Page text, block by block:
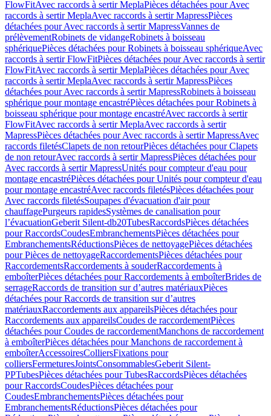
FlowFitAvec raccords à sertir MeplaPièces détachées pour Avec
raccords à sertir MeplaAvec raccords à sertir MapressPièces
détachées pour Avec raccords à sertir MapressVannes de
prélèvementRobinets de vidangeRobinets à boisseau
sphériquePièces détachées pour Robinets à boisseau sphériqueAvec
raccords à sertir FlowFitPièces détachées pour Avec raccords à sertir
FlowFitAvec raccords à sertir MeplaPièces détachées pour Avec
raccords à sertir MeplaAvec raccords à sertir MapressPièces
détachées pour Avec raccords à sertir MapressRobinets à boisseau
sphérique pour montage encastréPièces détachées pour Robinets à
boisseau sphérique pour montage encastréAvec raccords à sertir
FlowFitAvec raccords à sertir MeplaAvec raccords à sertir
MapressPièces détachées pour Avec raccords à sertir MapressAvec
raccords filetésClapets de non retourPièces détachées pour Clapets
de non retourAvec raccords à sertir MapressPièces détachées pour
Avec raccords à sertir MapressUnités pour compteur d'eau pour
montage encastréPièces détachées pour Unités pour compteur d'eau
pour montage encastréAvec raccords filetésPièces détachées pour
Avec raccords filetésSoupapes d'évacuation d'air pour
chauffagePurgeurs rapidesSystèmes de canalisation pour
l’évacuationGeberit Silent-db20TubesRaccordsPièces détachées
pour RaccordsCoudesEmbranchementsPièces détachées pour
EmbranchementsRéductionsPièces de nettoyagePièces détachées
pour Pièces de nettoyageRaccordementsPièces détachées pour
RaccordementsRaccordements à souderRaccordements à
emboîterPièces détachées pour Raccordements à emboîterBrides de
serrageRaccords de transition sur d’autres matériauxPièces
détachées pour Raccords de transition sur d’autres
matériauxRaccordements aux appareilsPièces détachées pour
Raccordements aux appareilsCoudes de raccordementPièces
détachées pour Coudes de raccordementManchons de raccordement
à emboîterPièces détachées pour Manchons de raccordement à
emboîterAccessoiresColliersFixations pour
colliersFermeturesJointsConsommablesGeberit Silent-
PPTubesPièces détachées pour TubesRaccordsPièces détachées
pour RaccordsCoudesPièces détachées pour
CoudesEmbranchementsPièces détachées pour
EmbranchementsRéductionsPièces détachées pour